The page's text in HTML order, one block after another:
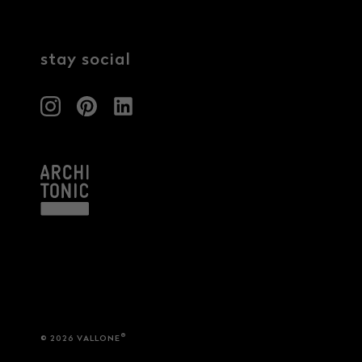
stay social
© 2026 VALLONE ®